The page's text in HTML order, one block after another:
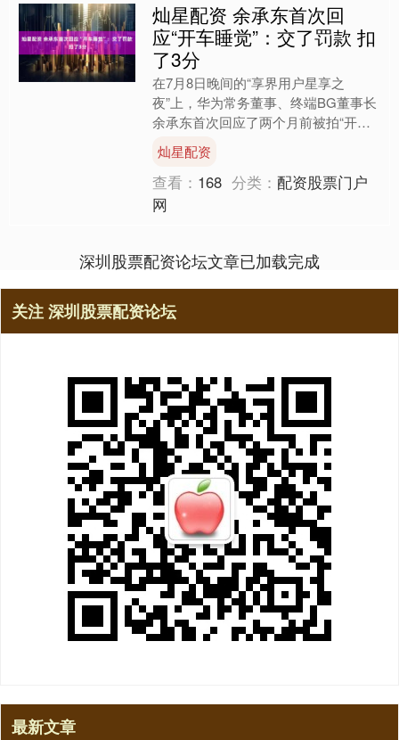
灿星配资 余承东首次回
应“开车睡觉”：交了罚款 扣
了3分
在7月8日晚间的“享界用户星享之
夜”上，华为常务董事、终端BG董事长
余承东首次回应了两个月前被拍“开车
睡觉”事件。 “前段时间开车被拍，说我
开车睡觉，但早上怎么....
灿星配资
查看： 168 分类：配资股票门户
网
深圳股票配资论坛文章已加载完成
关注 深圳股票配资论坛
最新文章